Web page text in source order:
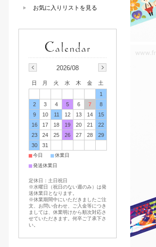
お気に入りリストを見る
2026/08
日 月 火 水 木 金
土
1
2
3 4 5 6 7
8
9
10 11 12 13 14
15
16
17 18 19 20 21
22
23
24 25 26 27 28
29
30
31
■今日 ■休業日
■発送休業日
定休日：土日祝日
※水曜日（祝日のない週のみ）は発
送休業日となります。
※休業期間中にいただきましたご注
文、お問い合わせ、ご入金等につき
ましては、休業明けから順次対応さ
せていただきます。何卒ご了承下さ
い。